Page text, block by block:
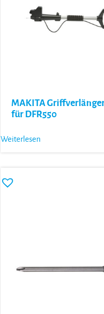
MAKITA
für DFR550
Weiterlesen